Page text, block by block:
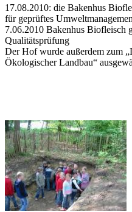
17.08.2010: die Bakenhus
für geprüftes
7.06.2010 Bakenhus Biofleisch
Qualitätsprüfung
Der Hof wurde außerdem zum
Ökologischer Landbau“